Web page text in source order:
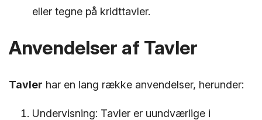
eller tegne på kridttavler.
Anvendelser af Tavler
Tavler har en lang række anvendelser, herunder:
Undervisning: Tavler er uundværlige i